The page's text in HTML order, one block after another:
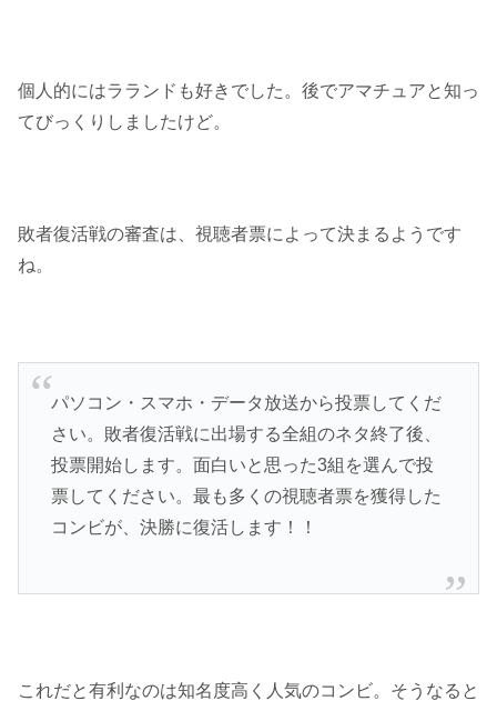
個人的にはラランドも好きでした。後でアマチュアと知っ
てびっくりしましたけど。
敗者復活戦の審査は、視聴者票によって決まるようです
ね。
パソコン・スマホ・データ放送から投票してくだ
さい。敗者復活戦に出場する全組のネタ終了後、
投票開始します。面白いと思った3組を選んで投
票してください。最も多くの視聴者票を獲得した
コンビが、決勝に復活します！！
これだと有利なのは知名度高く人気のコンビ。そうなると